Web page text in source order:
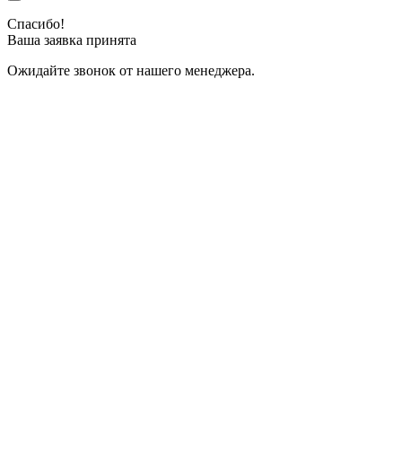
Спасибо!
Ваша заявка принята
Ожидайте звонок от нашего менеджера.